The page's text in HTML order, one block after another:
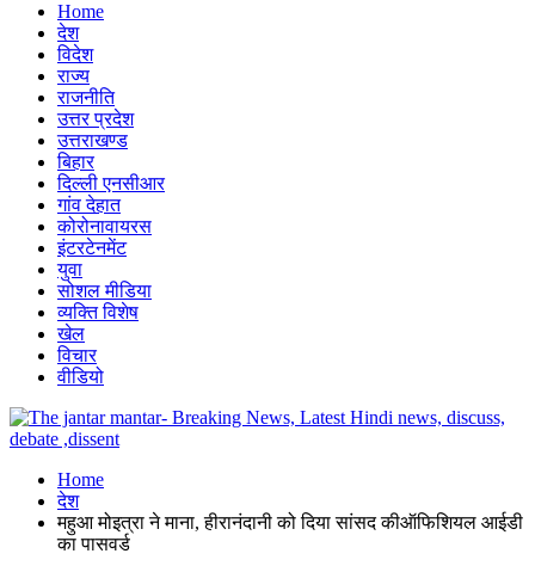
Home
देश
विदेश
राज्य
राजनीति
उत्तर प्रदेश
उत्तराखण्ड
बिहार
दिल्ली एनसीआर
गांव देहात
कोरोनावायरस
इंटरटेनमेंट
युवा
सोशल मीडिया
व्यक्ति विशेष
खेल
विचार
वीडियो
Home
देश
महुआ मोइत्रा ने माना, हीरानंदानी को दिया सांसद कीऑफिशियल आईडी
का पासवर्ड